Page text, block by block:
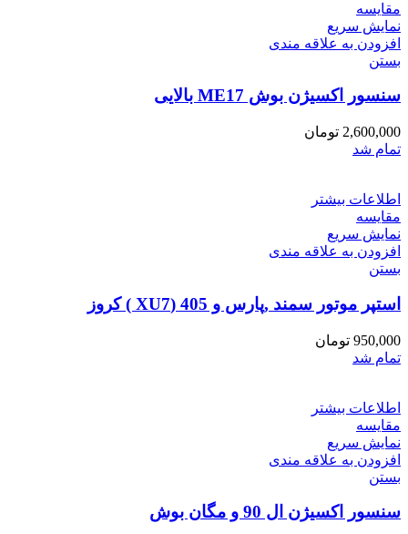
مقایسه
نمایش سریع
افزودن به علاقه مندی
بستن
سنسور اکسیژن بوش ME17 بالایی
2,600,000 تومان
تمام شد
اطلاعات بیشتر
مقایسه
نمایش سریع
افزودن به علاقه مندی
بستن
استپر موتور سمند ,پارس و 405 (XU7 ) کروز
950,000 تومان
تمام شد
اطلاعات بیشتر
مقایسه
نمایش سریع
افزودن به علاقه مندی
بستن
سنسور اکسیژن ال 90 و مگان بوش